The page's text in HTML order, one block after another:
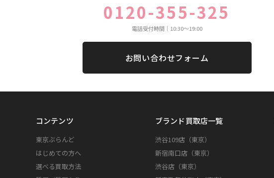
0120-355-325
電話受付時間｜10:30〜19:00
お問い合わせフォーム
コンテンツ
東京ぶらんど
はじめての方へ
選べる買取方法
ブランド買取店一覧
渋谷109店（東京）
新宿南口店（東京）
渋谷店（東京）